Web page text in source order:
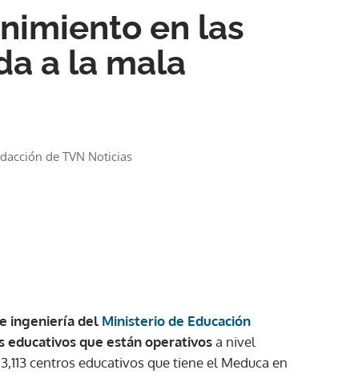
en las
a la mala
de TVN Noticias
ingeniería del Ministerio de Educación
educativos que están operativosa nivel
centros educativos que tiene el Meduca en